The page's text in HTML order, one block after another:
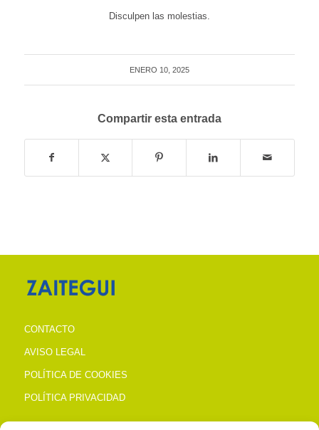
Disculpen las molestias.
ENERO 10, 2025
Compartir esta entrada
CONTACTO
AVISO LEGAL
POLÍTICA DE COOKIES
POLÍTICA PRIVACIDAD